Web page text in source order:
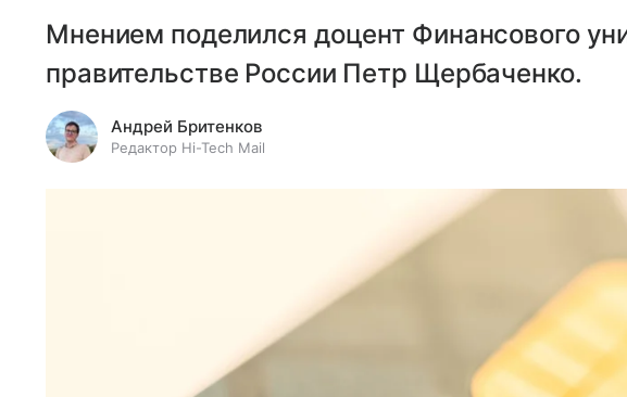
Мнением поделился доцент Финансового
правительстве России Петр Щербаченко.
Андрей Бритенков
Редактор Hi-Tech Mail